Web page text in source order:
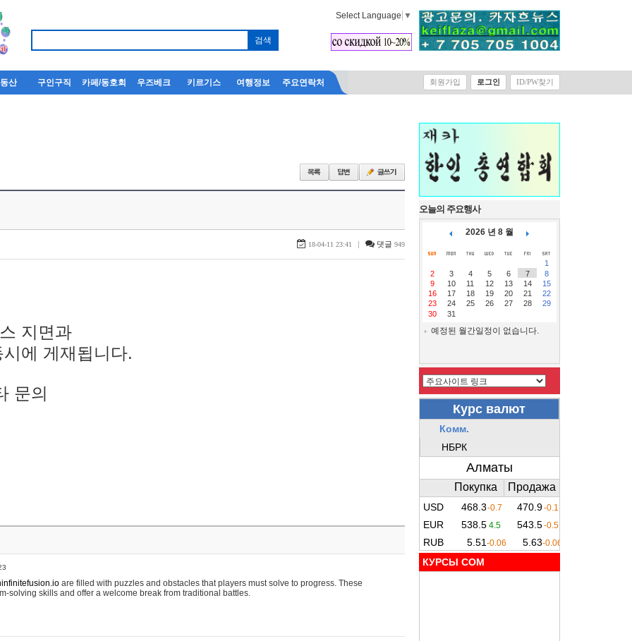
Select Language ▼
산 구인구직 카페/동호회 우즈베크 키르기스 여행정보 주요연락처 회원가입 로그인 ID/PW찾기
18-04-11 23:41 | 댓글 949
지면과
에 게재됩니다.
문의
are filled with puzzles and obstacles that players must solve to progress. These
solving skills and offer a welcome break from traditional battles.
오늘의 주요행사
2026 년 8 월
1
2
3 4 5 6 7
8
9
10 11 12 13 14
15
16
17 18 19 20 21
22
23
24 25 26 27 28
29
30
31
예정된 월간일정이 없습니다.
КУРСЫ COM